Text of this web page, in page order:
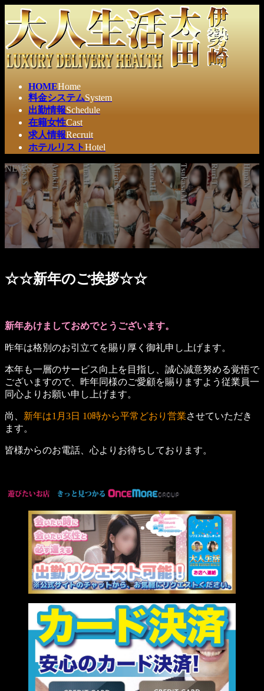
ン
ン
ツ
へ
ビ
ー
シ
ョ
HOMEHome
料金システムSystem
出勤情報Schedule
在籍女性Cast
求人情報Recruit
ホテルリストHotel
NEWS
☆☆新年のご挨拶☆☆
新年あけましておめでとうございます。
昨年は格別のお引立てを賜り厚く御礼申し上げます。
本年も一層のサービス向上を目指し、誠心誠意努める覚悟で
ございますので、昨年同様のご愛顧を賜りますよう従業員一
同心よりお願い申し上げます。
尚、 新年は1月3日 10時から平常どおり営業させていただき
ます。
皆様からのお電話、心よりお待ちしております。